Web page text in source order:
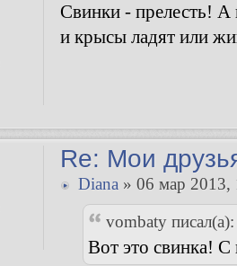
Свинки - прелесть! А
и крысы ладят или
Re: Мои
Diana » 06 мар 2013,
vombaty писал(а):
Вот это свинка! С